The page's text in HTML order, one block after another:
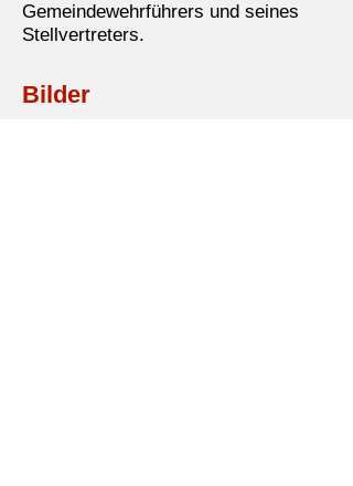
Gemeindewehrführers und seines
Stellvertreters.
Bilder